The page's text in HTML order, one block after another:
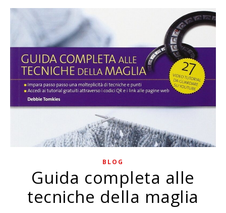
BLOG
Guida completa alle
tecniche della maglia